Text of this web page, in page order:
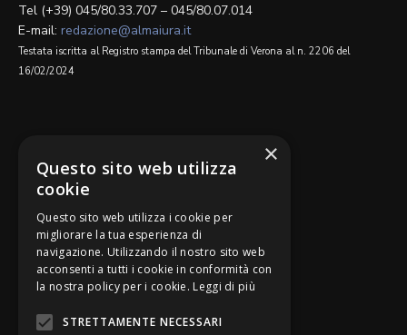
Tel (+39) 045/80.33.707 – 045/80.07.014
E-mail: redazione@almaiura.it
Testata iscritta al Registro stampa del Tribunale di Verona al n. 2206 del
16/02/2024
Be Bankers è ideato da
×
Questo sito web utilizza
cookie
Questo sito web utilizza i cookie per
migliorare la tua esperienza di
navigazione. Utilizzando il nostro sito web
acconsenti a tutti i cookie in conformità con
la nostra policy per i cookie. Leggi di più
STRETTAMENTE NECESSARI